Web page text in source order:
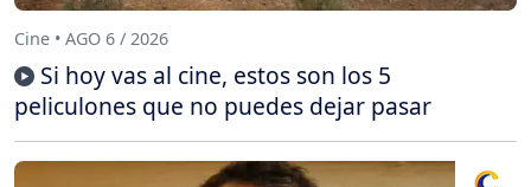
Cine • AGO 6 / 2026
Si hoy vas al cine, estos son los 5
peliculones que no puedes dejar pasar